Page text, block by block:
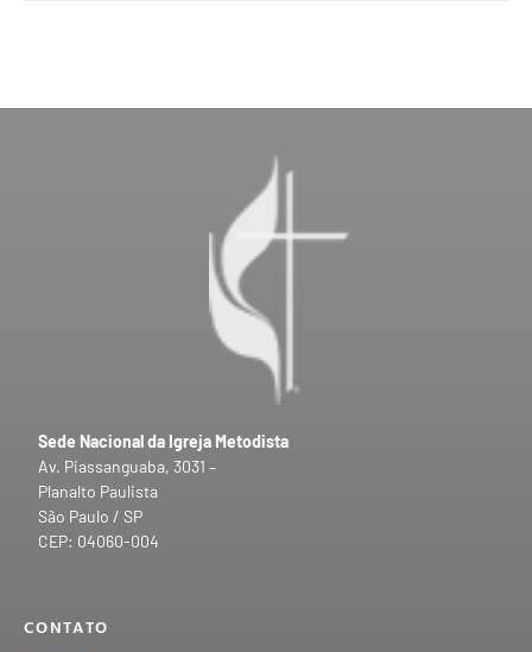
Sede Nacional da Igreja Metodista
Av. Piassanguaba, 3031 –
Planalto Paulista
São Paulo / SP
CEP: 04060-004
CONTATO